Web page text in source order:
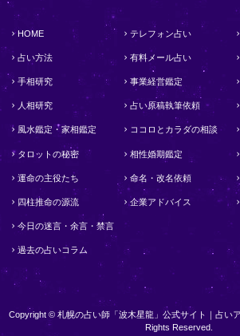
HOME
占い方法
手相研究
人相研究
風水鑑定・家相鑑定
タロットの秘密
運命の主役たち
四柱推命の源流
今日の迷言・余言・禁言
過去の占いコラム
テレフォン占い
有料メール占い
事業経営鑑定
占い原稿執筆依頼
ココロとカラダの相談
相性婚期鑑定
命名・改名依頼
企業アドバイス
Copyright © 札幌の占い師「波木星龍」公式サイト｜占い
Rights Reserved.